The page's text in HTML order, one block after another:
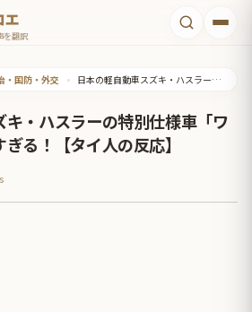
エ
を翻訳
・国防・外交 • 日本の軽自動車スズキ・ハスラーの特別仕様車「ワンダラー」が可愛すぎる！【タイ人の反応】
キ・ハスラーの特別仕様車「ワ
る！【タイ人の反応】